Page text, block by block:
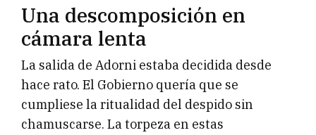
Una descomposición en
cámara lenta
La salida de Adorni estaba decidida desde
hace rato. El Gobierno quería que se
cumpliese la ritualidad del despido sin
chamuscarse. La torpeza en estas